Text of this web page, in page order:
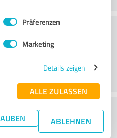
Präferenzen
Marketing
Details zeigen
ALLE ZULASSEN
ABLEHNEN
Sie das